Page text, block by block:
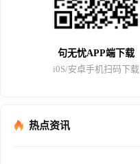
句无忧APP端下载
i0S/安卓手机扫码下载
热点资讯